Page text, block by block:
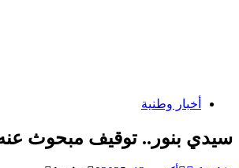
أخبار وطنية
سيدي بنور.. توقيف مبحوث عنه